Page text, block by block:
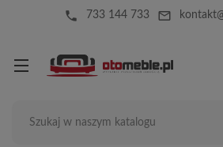
local_phone 733 144 733 mail_outline